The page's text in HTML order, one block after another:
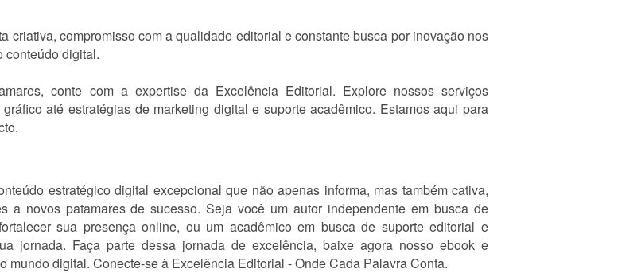
criativa, compromisso com a qualidade editorial e constante busca por inovação nos
conteúdo digital.
conte com a expertise da Excelência Editorial. Explore nossos serviços
até estratégias de marketing digital e suporte acadêmico. Estamos aqui para
estratégico digital excepcional que não apenas informa, mas também cativa,
a novos patamares de sucesso. Seja você um autor independente em busca de
sua presença online, ou um acadêmico em busca de suporte editorial e
jornada. Faça parte dessa jornada de excelência, baixe agora nosso ebook e
mundo digital. Conecte-se à Excelência Editorial - Onde Cada Palavra Conta.